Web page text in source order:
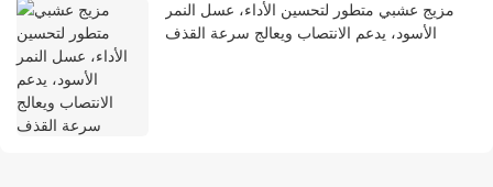
مزيج عشبي متطور لتحسين الأداء، عسل النمر
الأسود، يدعم الانتصاب ويعالج سرعة القذف